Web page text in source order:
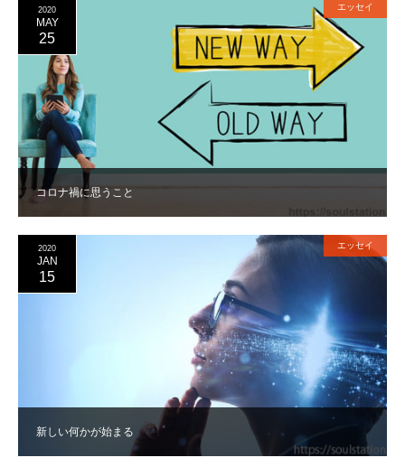
コロナ禍に思うこと
2020
MAY
25
エッセイ
新しい何かが始まる
2020
JAN
15
エッセイ